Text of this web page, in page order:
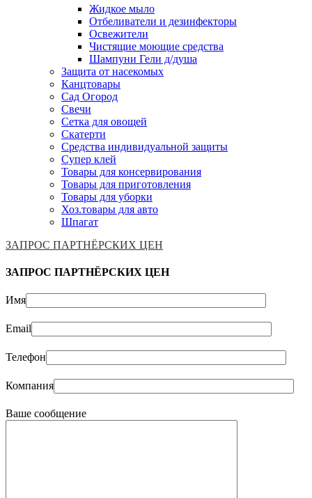
Жидкое мыло
Отбеливатели и дезинфекторы
Освежители
Чистящие моющие средства
Шампуни Гели д/душа
Защита от насекомых
Канцтовары
Сад Огород
Свечи
Сетка для овощей
Скатерти
Средства индивидуальной защиты
Супер клей
Товары для консервирования
Товары для приготовления
Товары для уборки
Хоз.товары для авто
Шпагат
ЗАПРОС ПАРТНЁРСКИХ ЦЕН
ЗАПРОС ПАРТНЁРСКИХ ЦЕН
Имя
Email
Телефон
Компания
Ваше сообщение